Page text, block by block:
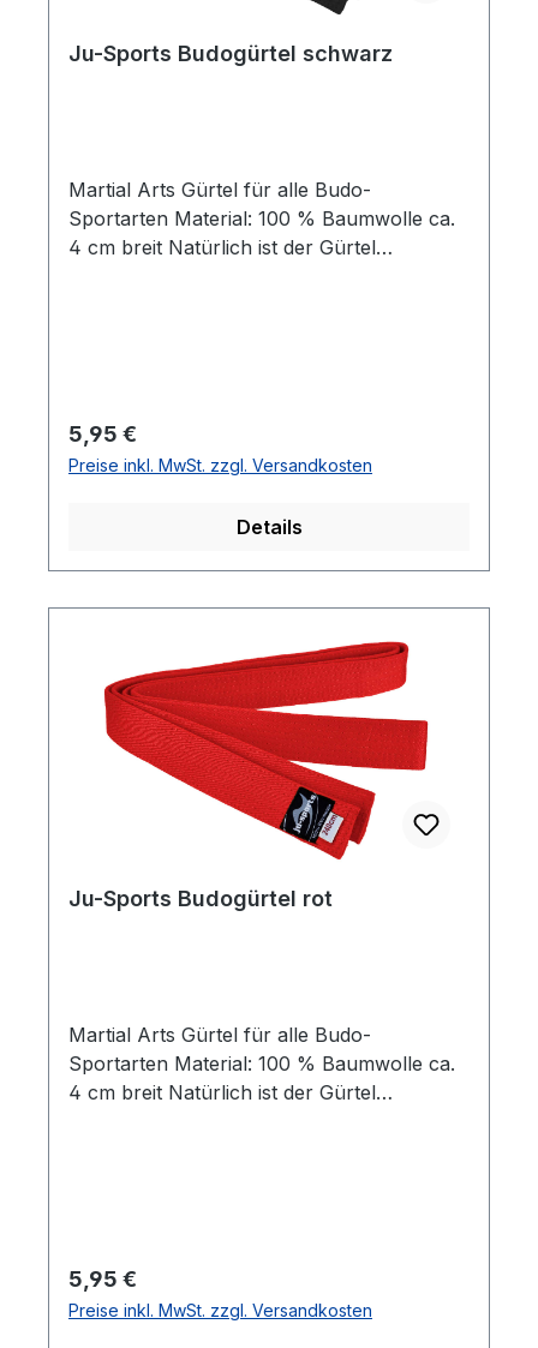
Ju-Sports Budogürtel schwarz
Martial Arts Gürtel für alle Budo-
Sportarten Material: 100 % Baumwolle ca.
4 cm breit Natürlich ist der Gürtel
Regulärer Preis:
5,95 €
Preise inkl. MwSt. zzgl. Versandkosten
Details
Ju-Sports Budogürtel rot
Martial Arts Gürtel für alle Budo-
Sportarten Material: 100 % Baumwolle ca.
4 cm breit Natürlich ist der Gürtel
Regulärer Preis:
5,95 €
Preise inkl. MwSt. zzgl. Versandkosten